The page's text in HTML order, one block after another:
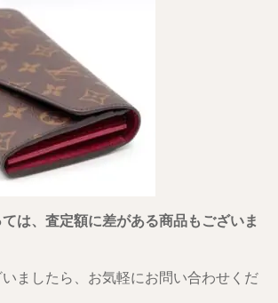
は、査定額に差がある商品もございま
ましたら、お気軽にお問い合わせくだ